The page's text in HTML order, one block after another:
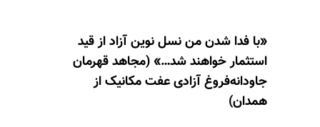
«با فدا شدن من نسل نوین آزاد از قید
استثمار خواهند شد…» (مجاهد قهرمان
جاودانه‌فروغ آزادی عفت مکانیک از
همدان)